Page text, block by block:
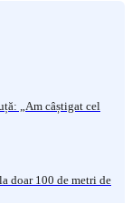
„Am câștigat cel
doar 100 de metri de